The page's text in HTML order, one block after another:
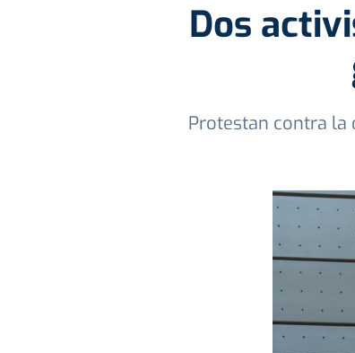
Dos
Protestan contra